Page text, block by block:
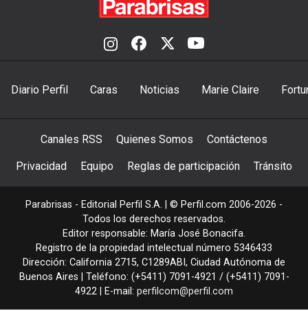
Diario Perfil Caras Noticias Marie Claire
Canales RSS Quienes Somos Contáctenos
Privacidad Equipo Reglas de participación Tránsito
Parabrisas - Editorial Perfil S.A. | © Perfil.com 2006-2026 -
Todos los derechos reservados.
Editor responsable: María José Bonacifa.
Registro de la propiedad intelectual número 5346433
Dirección: California 2715, C1289ABI , Ciudad Autónoma de
Buenos Aires | Teléfono: (+5411) 7091-4921 / (+5411) 7091-
4922 | E-mail: perfilcom@perfil.com